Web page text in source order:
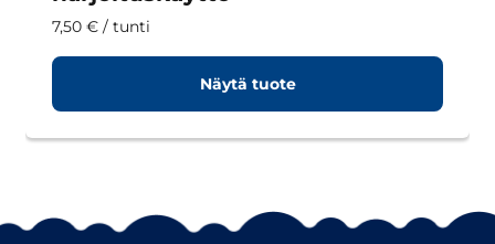
7,50 € / tunti
Näytä tuote